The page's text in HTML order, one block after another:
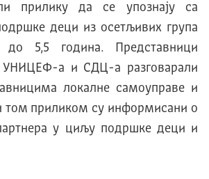
прилику да се упознају са
деци из осетљивих група
5,5 година. Представници
УНИЦЕФ-а и СДЦ-а разговарали
локалне самоуправе и
том приликом су информисани о
у циљу подршке деци и